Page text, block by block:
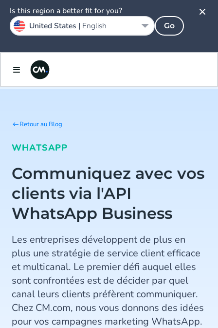
Retour au Blog
WHATSAPP
Communiquez avec vos
clients via l'API
WhatsApp Business
Les entreprises développent de plus en
plus une stratégie de service client efficace
et multicanal. Le premier défi auquel elles
sont confrontées est de décider par quel
canal leurs clients préfèrent communiquer.
Chez CM.com, nous vous donnons des idées
pour vos campagnes marketing WhatsApp.
Is this region a better fit for you?
United States | English Go